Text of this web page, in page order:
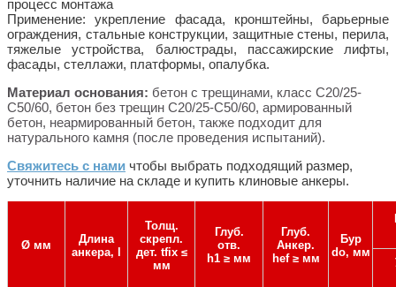
процесс монтажа
Применение: укрепление фасада, кронштейны, барьерные
ограждения, стальные конструкции, защитные стены, перила,
тяжелые устройства, балюстрады, пассажирские лифты,
фасады, стеллажи, платформы, опалубка.
Материал основания: бетон с трещинами, класс C20/25-
C50/60, бетон без трещин C20/25-C50/60, армированный
бетон, неармированный бетон, также подходит для
натурального камня (после проведения испытаний).
Свяжитесь с нами чтобы выбрать подходящий размер,
уточнить наличие на складе и купить клиновые анкеры.
Ø мм
Длина
анкера, l
Толщ.
скрепл.
дет. tfix ≤
мм
Глуб.
отв.
h1 ≥ мм
Глуб.
Анкер.
hef ≥ мм
Бур
do, мм